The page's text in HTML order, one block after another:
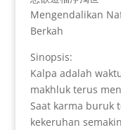
Mengendalikan
Berkah
Sinopsis:
Kalpa adalah
makhluk terus
Saat karma buruk
kekeruhan